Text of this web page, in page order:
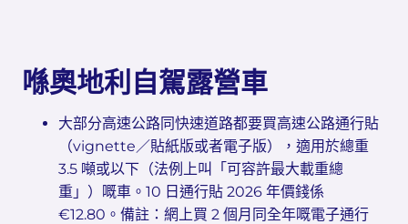
喺奧地利自駕露營車
大部分高速公路同快速道路都要買高速公路通行貼
（vignette／貼紙版或者電子版），適用於總重
3.5 噸或以下（法例上叫「可容許最大載重總
重」）嘅車。10 日通行貼 2026 年價錢係
€12.80。備註：網上買 2 個月同全年嘅電子通行